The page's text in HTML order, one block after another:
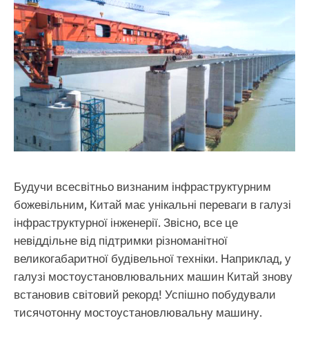
Будучи всесвітньо визнаним інфраструктурним
божевільним, Китай має унікальні переваги в галузі
інфраструктурної інженерії. Звісно, все це
невіддільне від підтримки різноманітної
великогабаритної будівельної техніки. Наприклад, у
галузі мостоустановлювальних машин Китай знову
встановив світовий рекорд! Успішно побудували
тисячотонну мостоустановлювальну машину.